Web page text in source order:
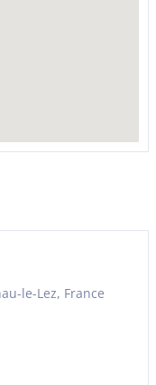
le-Lez, France